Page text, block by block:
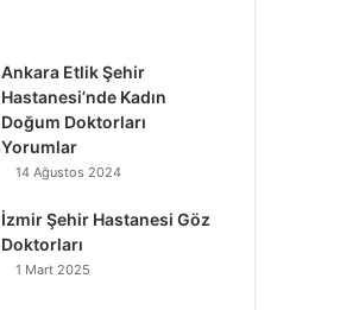
Ankara Etlik Şehir
Hastanesi’nde Kadın
Doğum Doktorları
Yorumlar
14 Ağustos 2024
İzmir Şehir Hastanesi Göz
Doktorları
1 Mart 2025